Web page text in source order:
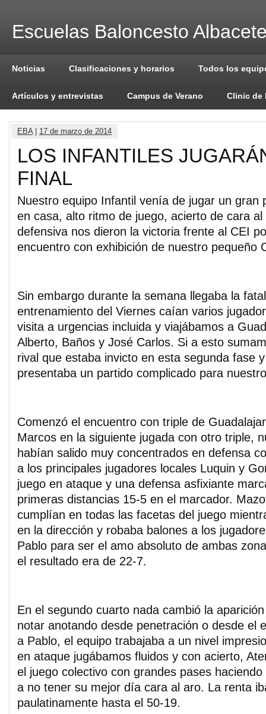
Escuelas Baloncesto
Noticias Clasificaciones y horarios Todos los
Artículos y entrevistas Campus de Verano Clinic de
EBA| 17 de marzo de 2014
LOS INFANTILES
FINAL
Nuestro equipo Infantil venía de jugar un gran
en casa, alto ritmo de juego, acierto de cara
defensiva nos dieron la victoria frente al CEI
encuentro con exhibición de nuestro pequeño
Sin embargo durante la semana llegaba la
entrenamiento del Viernes caían varios
visita a urgencias incluida y viajábamos a
Alberto, Baños y José Carlos. Si a esto
rival que estaba invicto en esta segunda fase
presentaba un partido complicado para
Comenzó el encuentro con triple de
Marcos en la siguiente jugada con otro triple,
habían salido muy concentrados en defensa
a los principales jugadores locales Luquin y
juego en ataque y una defensa asfixiante
primeras distancias 15-5 en el marcador.
cumplían en todas las facetas del juego
en la dirección y robaba balones a los
Pablo para ser el amo absoluto de ambas
el resultado era de 22-7.
En el segundo cuarto nada cambió la
notar anotando desde penetración o desde el
a Pablo, el equipo trabajaba a un nivel
en ataque jugábamos fluidos y con acierto,
el juego colectivo con grandes pases
a no tener su mejor día cara al aro. La renta
paulatinamente hasta el 50-19.